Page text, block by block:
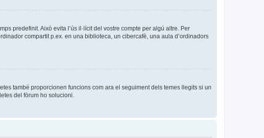
predefinit. Això evita l’ús il·lícit del vostre compte per algú altre. Per
compartit p.ex. en una biblioteca, un cibercafè, una aula d’ordinadors
també proporcionen funcions com ara el seguiment dels temes llegits si un
del fòrum ho solucioni.